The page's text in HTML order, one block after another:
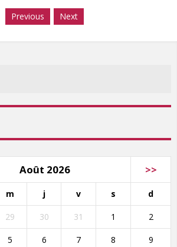
Previous Next
Août 2026 >>
m j v s d
29 30 31 1 2
5 6 7 8 9